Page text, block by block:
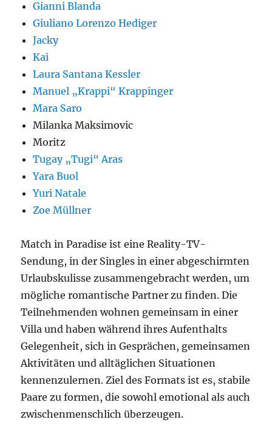
Gianni Blanda
Giuliano Lorenzo Hediger
Jacky
Kai
Laura Santana Kessler
Manuel „Krappi“ Krappinger
Mara Saro
Milanka Maksimovic
Moritz
Tugay „Tugi“ Aras
Yara Buol
Yuri Natale
Zoe Müllner
Match in Paradise ist eine Reality-TV-
Sendung, in der Singles in einer abgeschirmten
Urlaubskulisse zusammengebracht werden, um
mögliche romantische Partner zu finden. Die
Teilnehmenden wohnen gemeinsam in einer
Villa und haben während ihres Aufenthalts
Gelegenheit, sich in Gesprächen, gemeinsamen
Aktivitäten und alltäglichen Situationen
kennenzulernen. Ziel des Formats ist es, stabile
Paare zu formen, die sowohl emotional als auch
zwischenmenschlich überzeugen.